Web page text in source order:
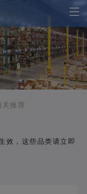
关推荐
效，这些品类请立即